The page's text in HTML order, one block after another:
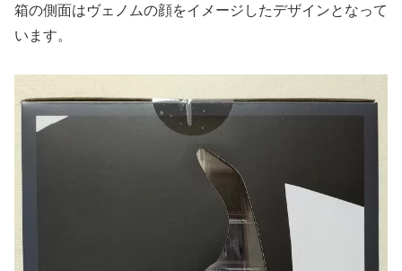
箱の側面はヴェノムの顔をイメージしたデザインとなって
います。